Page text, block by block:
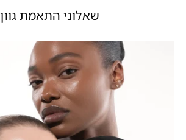
שאלוני התאמת גוון